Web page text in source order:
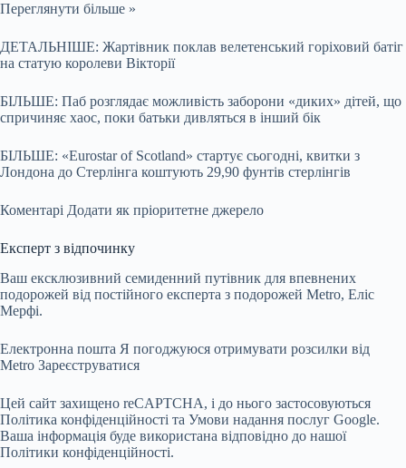
Переглянути більше »
ДЕТАЛЬНІШЕ: Жартівник поклав велетенський горіховий батіг
на статую королеви Вікторії
БІЛЬШЕ: Паб розглядає можливість заборони «диких» дітей, що
спричиняє хаос, поки батьки дивляться в інший бік
БІЛЬШЕ: «Eurostar of Scotland» стартує сьогодні, квитки з
Лондона до Стерлінга коштують 29,90 фунтів стерлінгів
Коментарі Додати як пріоритетне джерело
Експерт з відпочинку
Ваш ексклюзивний семиденний путівник для впевнених
подорожей від постійного експерта з подорожей Metro, Еліс
Мерфі.
Електронна пошта Я погоджуюся отримувати розсилки від
Metro Зареєструватися
Цей сайт захищено reCAPTCHA, і до нього застосовуються
Політика конфіденційності та Умови надання послуг Google.
Ваша інформація буде використана відповідно до нашої
Політики конфіденційності.